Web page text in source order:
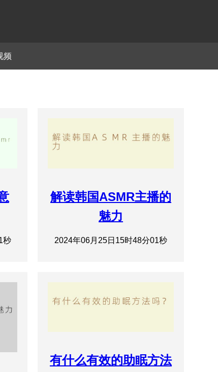
频
秒
解读韩国ASMR主播的
魅力
2024年06月25日15时48分01秒
有什么有效的助眠方法